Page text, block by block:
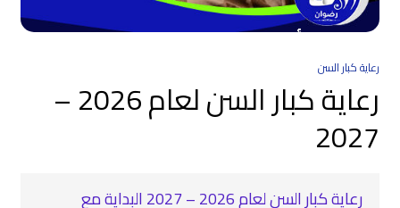
رعاية كبار السن
رعاية كبار السن لعام 2026 –
2027
رعاية كبار السن لعام 2026 – 2027 البداية مع